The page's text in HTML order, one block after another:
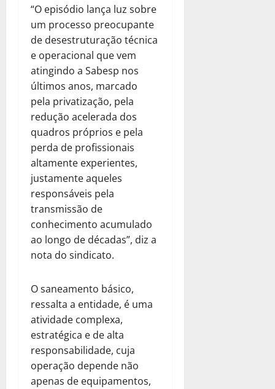
“O episódio lança luz sobre
um processo preocupante
de desestruturação técnica
e operacional que vem
atingindo a Sabesp nos
últimos anos, marcado
pela privatização, pela
redução acelerada dos
quadros próprios e pela
perda de profissionais
altamente experientes,
justamente aqueles
responsáveis pela
transmissão de
conhecimento acumulado
ao longo de décadas”, diz a
nota do sindicato.
O saneamento básico,
ressalta a entidade, é uma
atividade complexa,
estratégica e de alta
responsabilidade, cuja
operação depende não
apenas de equipamentos,